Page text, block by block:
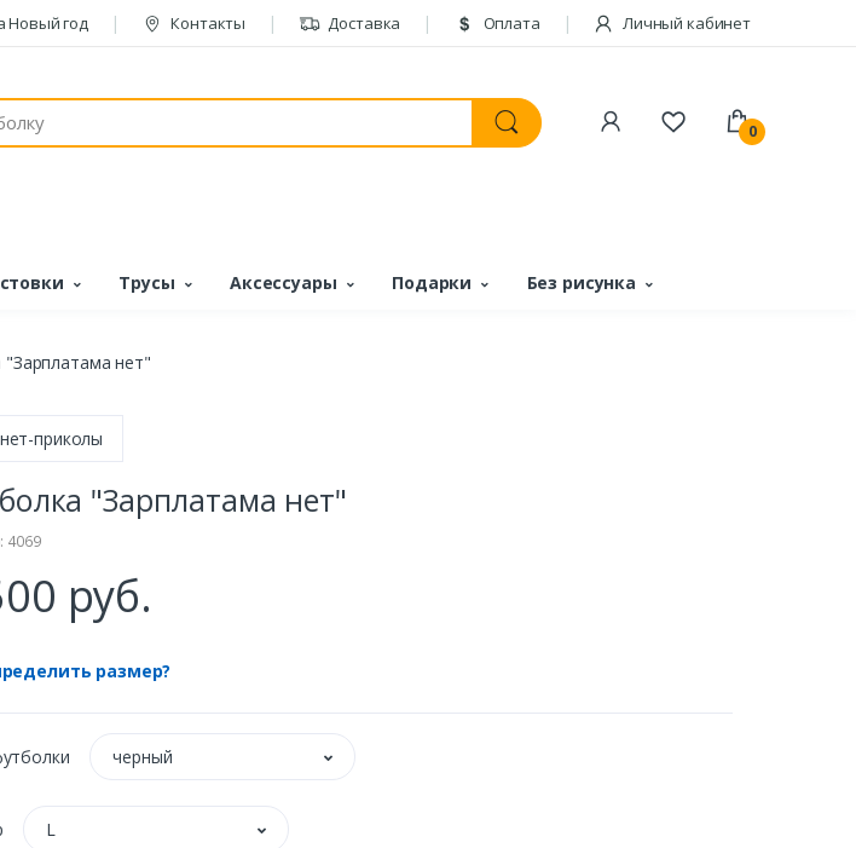
Новый год Контакты Доставка Оплата Личный кабинет
0
Трусы Аксессуары Подарки Без рисунка
нет"
приколы
"Зарплатама нет"
4069
руб.
размер?
черный
L